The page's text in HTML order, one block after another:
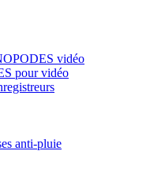
vidéo
pour vidéo
anti-pluie